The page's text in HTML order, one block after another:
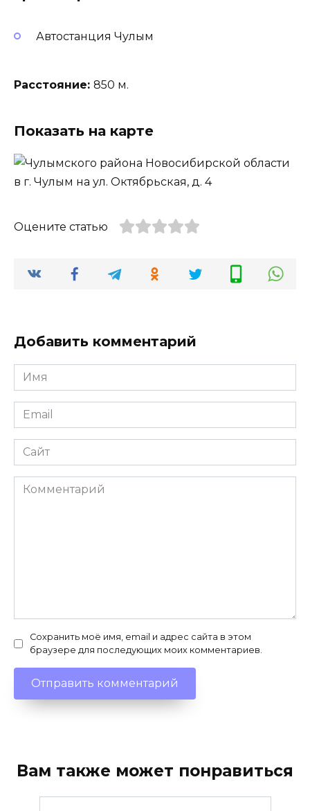
Автостанция Чулым
Расстояние: 850 м.
Показать на карте
Оцените статью
Добавить комментарий
Имя
*
Email
*
Сайт
Комментарий
Сохранить моё имя, email и адрес сайта в этом
браузере для последующих моих комментариев.
Вам также может понравиться